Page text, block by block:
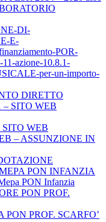
DI-
E-
POR-
11-azione-10.8.1-
per-un-importo-
DIRETTO
– SITO WEB
WEB
– ASSUNZIONE IN
PON INFANZIA
PON Infanzia
PON PROF.
PROF. SCARFO’